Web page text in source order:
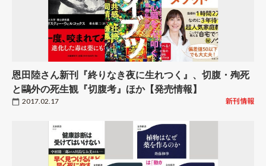
恩田陸さん新刊『終りなき夜に生れつく』、切腹・殉死
と鷗外の死生観『切腹考』ほか【発売情報】
2017.02.17 新刊情報